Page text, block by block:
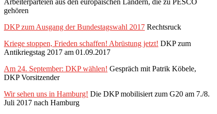
gehören
DKP zum Ausgang der Bundestagswahl 2017 Rechtsruck
Kriege stoppen, Frieden schaffen! Abrüstung jetzt! DKP zum
Antikriegstag 2017 am 01.09.2017
Am 24. September: DKP wählen! Gespräch mit Patrik Köbele,
DKP Vorsitzender
Wir sehen uns in Hamburg! Die DKP mobilisiert zum G20 am 7./8.
Juli 2017 nach Hamburg